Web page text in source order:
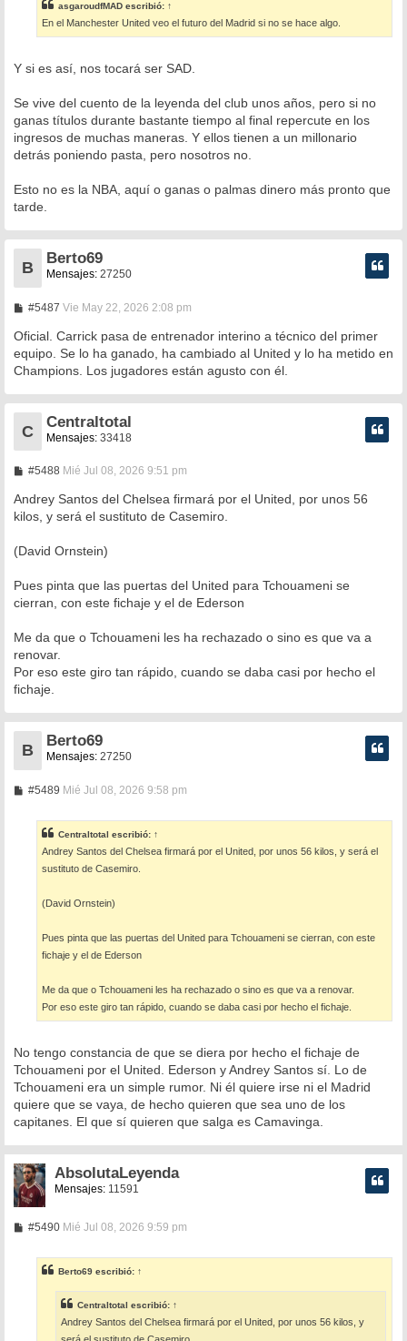
a
j
e
asgaroudfMAD escribió: ↑
En el Manchester United veo el futuro del Madrid si no se hace algo.
Y si es así, nos tocará ser SAD.
Se vive del cuento de la leyenda del club unos años, pero si no
ganas títulos durante bastante tiempo al final repercute en los
ingresos de muchas maneras. Y ellos tienen a un millonario
detrás poniendo pasta, pero nosotros no.
Esto no es la NBA, aquí o ganas o palmas dinero más pronto que
tarde.
B
Berto69
Mensajes: 27250
#5487M
n
s
a
j
Vie May 22, 2026 2:08 pm
Oficial. Carrick pasa de entrenador interino a técnico del primer
equipo. Se lo ha ganado, ha cambiado al United y lo ha metido en
Champions. Los jugadores están agusto con él.
C
Centraltotal
Mensajes: 33418
#5488M
n
a
e
Mié Jul 08, 2026 9:51 pm
Andrey Santos del Chelsea firmará por el United, por unos 56
kilos, y será el sustituto de Casemiro.
(David Ornstein)
Pues pinta que las puertas del United para Tchouameni se
cierran, con este fichaje y el de Ederson
Me da que o Tchouameni les ha rechazado o sino es que va a
renovar.
Por eso este giro tan rápido, cuando se daba casi por hecho el
fichaje.
B
Berto69
Mensajes: 27250
#5489M
a
j
e
Mié Jul 08, 2026 9:58 pm
Centraltotal escribió: ↑
Andrey Santos del Chelsea firmará por el United, por unos 56 kilos, y será el
sustituto de Casemiro.
(David Ornstein)
Pues pinta que las puertas del United para Tchouameni se cierran, con este
fichaje y el de Ederson
Me da que o Tchouameni les ha rechazado o sino es que va a renovar.
Por eso este giro tan rápido, cuando se daba casi por hecho el fichaje.
No tengo constancia de que se diera por hecho el fichaje de
Tchouameni por el United. Ederson y Andrey Santos sí. Lo de
Tchouameni era un simple rumor. Ni él quiere irse ni el Madrid
quiere que se vaya, de hecho quieren que sea uno de los
capitanes. El que sí quieren que salga es Camavinga.
AbsolutaLeyenda
Mensajes: 11591
#5490M
a
j
e
Mié Jul 08, 2026 9:59 pm
Berto69 escribió: ↑
Centraltotal escribió: ↑
Andrey Santos del Chelsea firmará por el United, por unos 56 kilos, y